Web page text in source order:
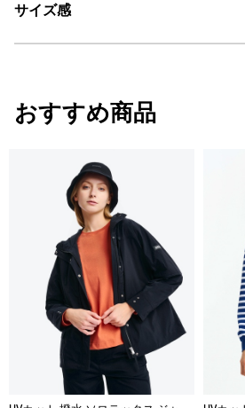
AIGLE for tomorrow
30℃を限度とし、通常の洗濯処理。
タンブル乾燥禁止。
脱水後、つり干し乾燥がよい。
アイロン仕上げ処理はできない。
ドライクリーニング処理ができな
ウェットクリーニング処理ができ
・色：レ (003)
サイズ感
ブラック(ノワール)
着用: モデル身長
ピンク(ギモーヴ)着用: モデル身長172cm
その他着用アイテム：
サイズ 着丈
53
36
38
40 59
おすすめ商品